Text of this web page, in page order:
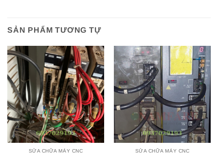
SẢN PHẨM TƯƠNG TỰ
SỬA CHỮA MÁY CNC SỬA CHỮA MÁY CNC